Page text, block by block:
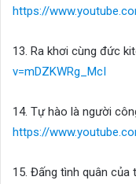
https://
13. Ra khơi cùng đức
v=mDZKWRg_McI
14. Tự hào là người
https://
15. Đấng tình quân của